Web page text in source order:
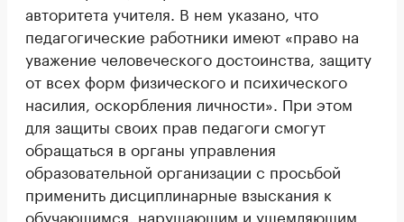
авторитета учителя. В нем указано, что
педагогические работники имеют «право на
уважение человеческого достоинства, защиту
от всех форм физического и психического
насилия, оскорбления личности». При этом
для защиты своих прав педагоги смогут
обращаться в органы управления
образовательной организации с просьбой
применить дисциплинарные взыскания к
обучающимся, нарушающим и ущемляющим